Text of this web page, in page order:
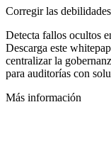
Corregir las
Detecta fallos ocultos
Descarga este
centralizar la
para auditorías con
Más información